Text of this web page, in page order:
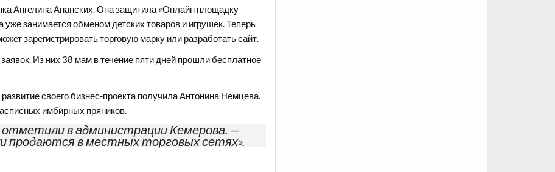
Ангелина Ананских. Она защитила «Онлайн площадку
уже занимается обменом детских товаров и игрушек. Теперь
зарегистрировать торговую марку или разработать сайт.
Из них 38 мам в течение пяти дней прошли бесплатное
своего бизнес-проекта получила Антонина Немцева.
имбирных пряников.
отметили в администрации Кемерова. —
продаются в местных торговых сетях».